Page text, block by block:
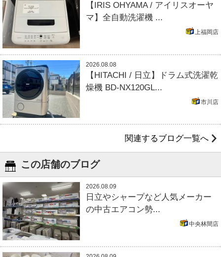
【IRIS OHYAMA / アイリスオーヤ
マ】全自動洗濯機 ...
上福岡店
2026.08.08
【HITACHI / 日立】ドラム式洗濯乾
燥機 BD-NX120GL...
市川店
関連するブログ一覧へ
この店舗のブログ
2026.08.09
日立やシャープなど人気メーカー
の中古エアコン勢...
中央林間店